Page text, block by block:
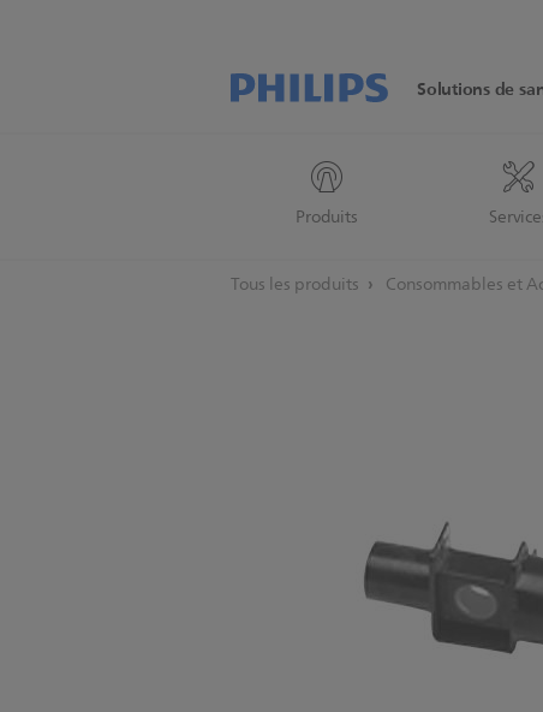
Solutions de
Produits
Tous les produits Consommables et